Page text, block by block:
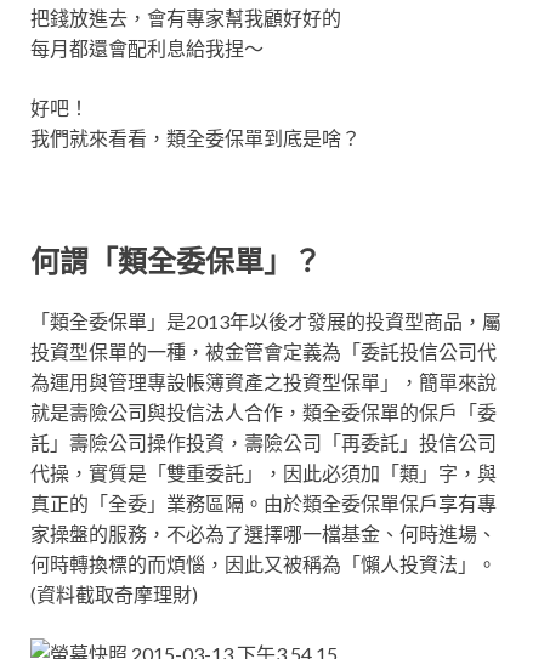
把錢放進去，會有專家幫我顧好好的
每月都還會配利息給我捏～
好吧！
我們就來看看，類全委保單到底是啥？
何謂「類全委保單」？
「類全委保單」是2013年以後才發展的投資型商品，屬
投資型保單的一種，被金管會定義為「委託投信公司代
為運用與管理專設帳簿資產之投資型保單」，簡單來說
就是壽險公司與投信法人合作，類全委保單的保戶「委
託」壽險公司操作投資，壽險公司「再委託」投信公司
代操，實質是「雙重委託」，因此必須加「類」字，與
真正的「全委」業務區隔。由於類全委保單保戶享有專
家操盤的服務，不必為了選擇哪一檔基金、何時進場、
何時轉換標的而煩惱，因此又被稱為「懶人投資法」。
(資料截取奇摩理財)